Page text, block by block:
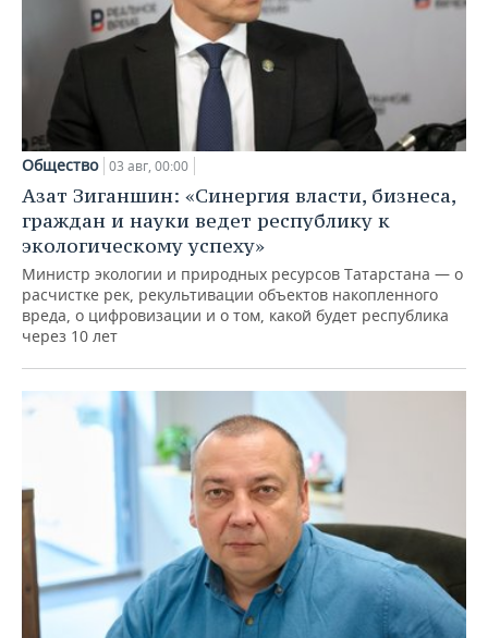
Общество 03 авг, 00:00
Азат Зиганшин: «Синергия власти, бизнеса,
граждан и науки ведет республику к
экологическому успеху»
Министр экологии и природных ресурсов Татарстана — о
расчистке рек, рекультивации объектов накопленного
вреда, о цифровизации и о том, какой будет республика
через 10 лет